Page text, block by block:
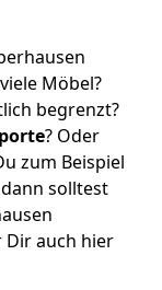
Möbel?
begrenzt?
? Oder
zum Beispiel
solltest
Dir auch hier